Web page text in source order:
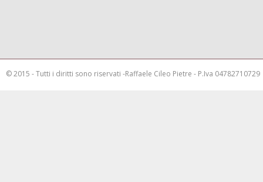
© 2015 - Tutti i diritti sono riservati -Raffaele Cileo Pietre - P.Iva 04782710729